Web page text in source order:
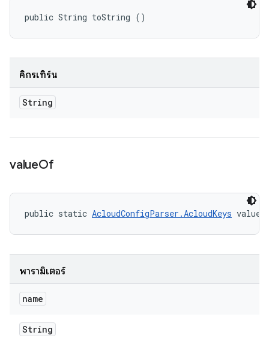
public String toString ()
คิกรีเทิร์น
String
valueOf
public static AcloudConfigParser.AcloudKeys
พารามิเตอร์
name
String